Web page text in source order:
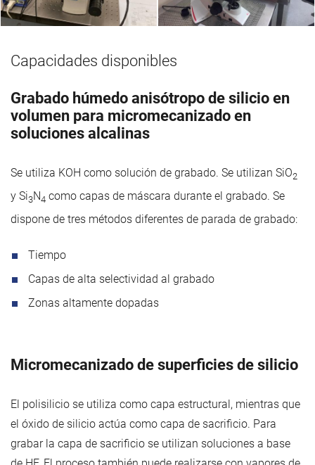
Capacidades disponibles
Grabado húmedo anisótropo de silicio en
volumen para micromecanizado en
soluciones alcalinas
Se utiliza KOH como solución de grabado. Se utilizan SiO2
y Si3N4 como capas de máscara durante el grabado. Se
dispone de tres métodos diferentes de parada de grabado:
Tiempo
Capas de alta selectividad al grabado
Zonas altamente dopadas
Micromecanizado de superficies de silicio
El polisilicio se utiliza como capa estructural, mientras que
el óxido de silicio actúa como capa de sacrificio. Para
grabar la capa de sacrificio se utilizan soluciones a base